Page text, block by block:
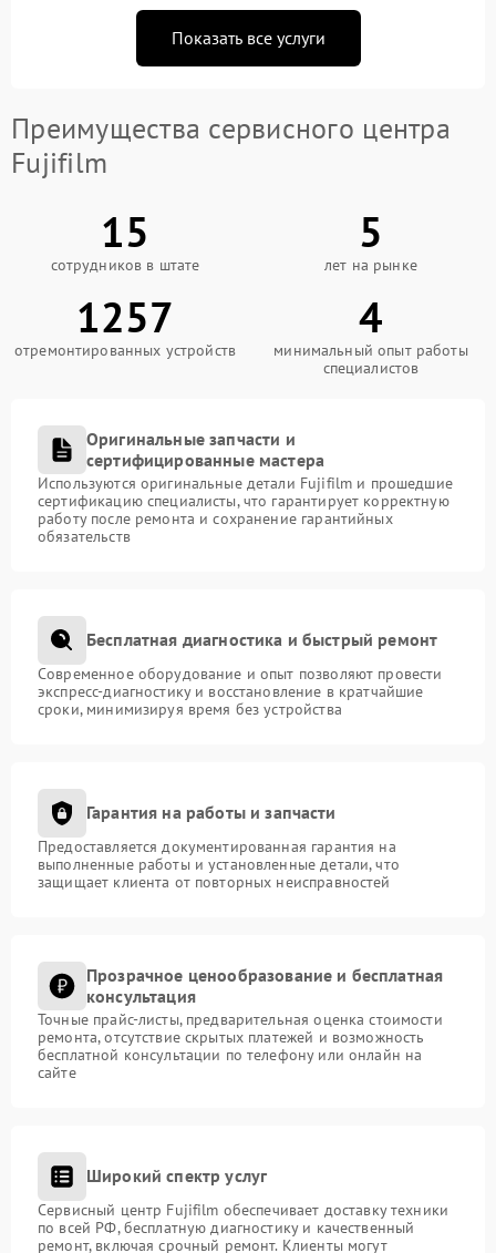
Показать все услуги
Преимущества сервисного центра
Fujifilm
15
сотрудников в штате
5
лет на рынке
1257
отремонтированных устройств
4
минимальный опыт работы
специалистов
Оригинальные запчасти и
сертифицированные мастера
Используются оригинальные детали Fujifilm и прошедшие
сертификацию специалисты, что гарантирует корректную
работу после ремонта и сохранение гарантийных
обязательств
Бесплатная диагностика и быстрый ремонт
Современное оборудование и опыт позволяют провести
экспресс-диагностику и восстановление в кратчайшие
сроки, минимизируя время без устройства
Гарантия на работы и запчасти
Предоставляется документированная гарантия на
выполненные работы и установленные детали, что
защищает клиента от повторных неисправностей
Прозрачное ценообразование и бесплатная
консультация
Точные прайс-листы, предварительная оценка стоимости
ремонта, отсутствие скрытых платежей и возможность
бесплатной консультации по телефону или онлайн на
сайте
Широкий спектр услуг
Сервисный центр Fujifilm обеспечивает доставку техники
по всей РФ, бесплатную диагностику и качественный
ремонт, включая срочный ремонт. Клиенты могут